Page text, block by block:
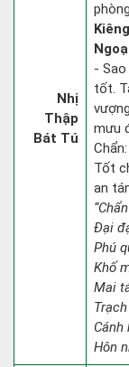
Nhị
Thập
Bát Tú
- Sao
tốt.
mưu
Tốt
an
Đại
Phú
Khố
Mai
Cánh
Hôn